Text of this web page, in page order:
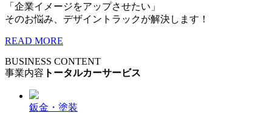
「企業イメージをアップさせたい」
そのお悩み、デザイントラックが解決します！
READ MORE
BUSINESS CONTENT
事業内容 トータルカーサービス
鈑金・塗装